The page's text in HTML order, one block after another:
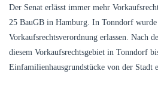
Der Senat erlässt immer mehr
25 BauGB in Hamburg. In Tonndorf wurde
Vorkaufsrechtsverordnung erlassen. Nach
diesem Vorkaufsrechtsgebiet in Tonndorf
Einfamilienhausgrundstücke von der Stadt